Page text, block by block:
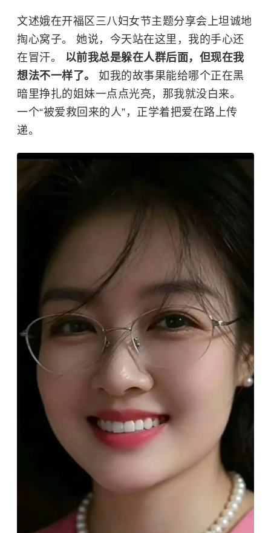
文述娥在开福区三八妇女节主题分享会上坦诚地
掏心窝子。 她说，今天站在这里，我的手心还
在冒汗。 以前我总是躲在人群后面，但现在我
想法不一样了。 如我的故事果能给哪个正在黑
暗里挣扎的姐妹一点点光亮，那我就没白来。
一个“被爱救回来的人”，正学着把爱在路上传
递。